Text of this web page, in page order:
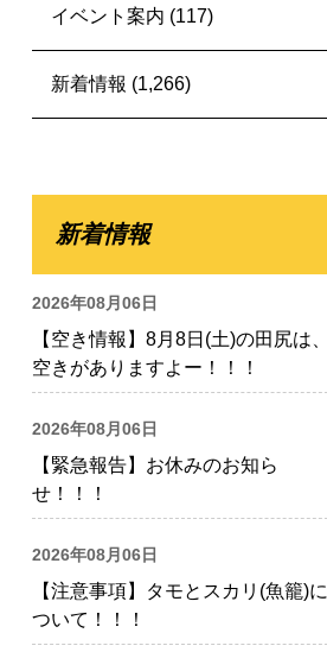
イベント案内 (117)
新着情報 (1,266)
新着情報
2026年08月06日
【空き情報】8月8日(土)の田尻は、
空きがありますよー！！！
2026年08月06日
【緊急報告】お休みのお知ら
せ！！！
2026年08月06日
【注意事項】タモとスカリ(魚籠)に
ついて！！！